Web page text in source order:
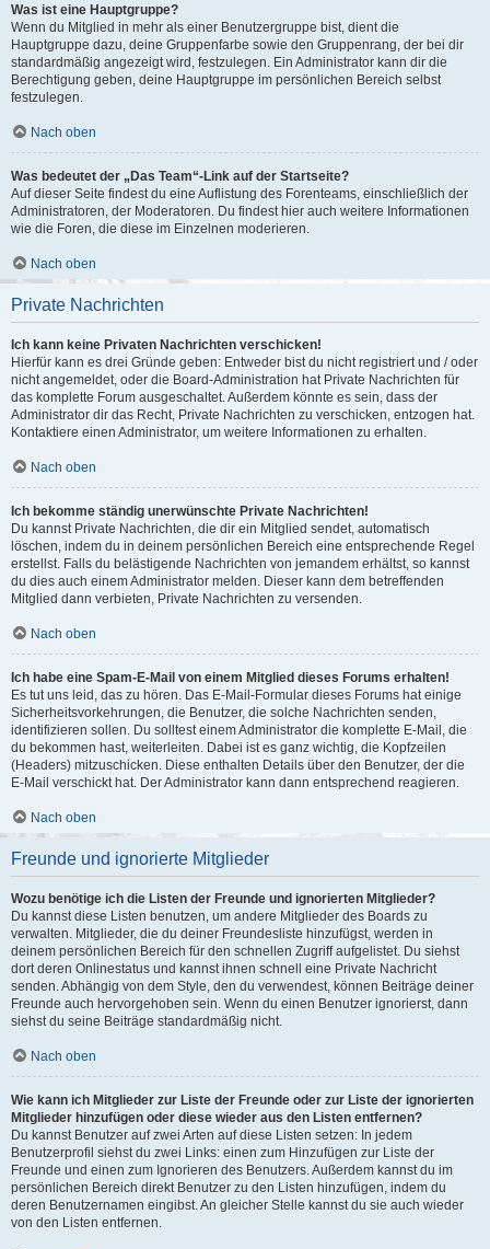
Was ist eine Hauptgruppe?
Wenn du Mitglied in mehr als einer Benutzergruppe bist, dient die
Hauptgruppe dazu, deine Gruppenfarbe sowie den Gruppenrang, der bei dir
standardmäßig angezeigt wird, festzulegen. Ein Administrator kann dir die
Berechtigung geben, deine Hauptgruppe im persönlichen Bereich selbst
festzulegen.
Nach oben
Was bedeutet der „Das Team“-Link auf der Startseite?
Auf dieser Seite findest du eine Auflistung des Forenteams, einschließlich der
Administratoren, der Moderatoren. Du findest hier auch weitere Informationen
wie die Foren, die diese im Einzelnen moderieren.
Nach oben
Private Nachrichten
Ich kann keine Privaten Nachrichten verschicken!
Hierfür kann es drei Gründe geben: Entweder bist du nicht registriert und / oder
nicht angemeldet, oder die Board-Administration hat Private Nachrichten für
das komplette Forum ausgeschaltet. Außerdem könnte es sein, dass der
Administrator dir das Recht, Private Nachrichten zu verschicken, entzogen hat.
Kontaktiere einen Administrator, um weitere Informationen zu erhalten.
Nach oben
Ich bekomme ständig unerwünschte Private Nachrichten!
Du kannst Private Nachrichten, die dir ein Mitglied sendet, automatisch
löschen, indem du in deinem persönlichen Bereich eine entsprechende Regel
erstellst. Falls du belästigende Nachrichten von jemandem erhältst, so kannst
du dies auch einem Administrator melden. Dieser kann dem betreffenden
Mitglied dann verbieten, Private Nachrichten zu versenden.
Nach oben
Ich habe eine Spam-E-Mail von einem Mitglied dieses Forums erhalten!
Es tut uns leid, das zu hören. Das E-Mail-Formular dieses Forums hat einige
Sicherheitsvorkehrungen, die Benutzer, die solche Nachrichten senden,
identifizieren sollen. Du solltest einem Administrator die komplette E-Mail, die
du bekommen hast, weiterleiten. Dabei ist es ganz wichtig, die Kopfzeilen
(Headers) mitzuschicken. Diese enthalten Details über den Benutzer, der die
E-Mail verschickt hat. Der Administrator kann dann entsprechend reagieren.
Nach oben
Freunde und ignorierte Mitglieder
Wozu benötige ich die Listen der Freunde und ignorierten Mitglieder?
Du kannst diese Listen benutzen, um andere Mitglieder des Boards zu
verwalten. Mitglieder, die du deiner Freundesliste hinzufügst, werden in
deinem persönlichen Bereich für den schnellen Zugriff aufgelistet. Du siehst
dort deren Onlinestatus und kannst ihnen schnell eine Private Nachricht
senden. Abhängig von dem Style, den du verwendest, können Beiträge deiner
Freunde auch hervorgehoben sein. Wenn du einen Benutzer ignorierst, dann
siehst du seine Beiträge standardmäßig nicht.
Nach oben
Wie kann ich Mitglieder zur Liste der Freunde oder zur Liste der ignorierten
Mitglieder hinzufügen oder diese wieder aus den Listen entfernen?
Du kannst Benutzer auf zwei Arten auf diese Listen setzen: In jedem
Benutzerprofil siehst du zwei Links: einen zum Hinzufügen zur Liste der
Freunde und einen zum Ignorieren des Benutzers. Außerdem kannst du im
persönlichen Bereich direkt Benutzer zu den Listen hinzufügen, indem du
deren Benutzernamen eingibst. An gleicher Stelle kannst du sie auch wieder
von den Listen entfernen.